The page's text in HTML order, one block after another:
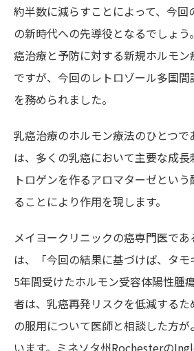
約半数に減らすことによって、今回
の新時代への先導役となるでしょ
癌治療と予防に対する新規ホルモ
ですが、今回のレトロゾール多国
を務められました。
乳癌治療のホルモン療法のひとつで
は、多くの乳癌において主要な成
トロゲンを作るアロマターゼとい
ることにより作用を現します。
メイヨークリニックの癌専門医で
は、「今回の結果に基づけば、タ
5年間受けたホルモン受容体陽性腫
者は、乳癌再発リスクを低減する
の服用について医師と相談した方が
います。ミネソタ州Rochesterの